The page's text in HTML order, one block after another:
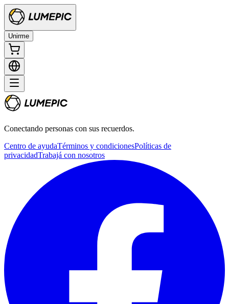
Unirme
Conectando personas con sus recuerdos.
Centro de ayudaTérminos y condicionesPolíticas de
privacidadTrabajá con nosotros